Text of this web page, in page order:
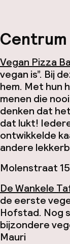
Centrum
Vegan Pizza
vegan is”. Bij
hem. Met hun
menen die
denken dat
dat lukt!
ontwikkelde
andere
Molenstraat 15
DeWankele
de eerste
Hofstad. Nog
bijzondere
Mauri